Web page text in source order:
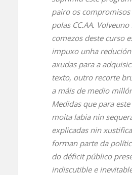
pairo os
polas CC.AA. Volveuno
comezos deste curso
impuxo unha
axudas para a
texto, outro recorte
a máis de medio
Medidas que para
moita labia nin
explicadas nin
forman parte da
do déficit público
indiscutible e